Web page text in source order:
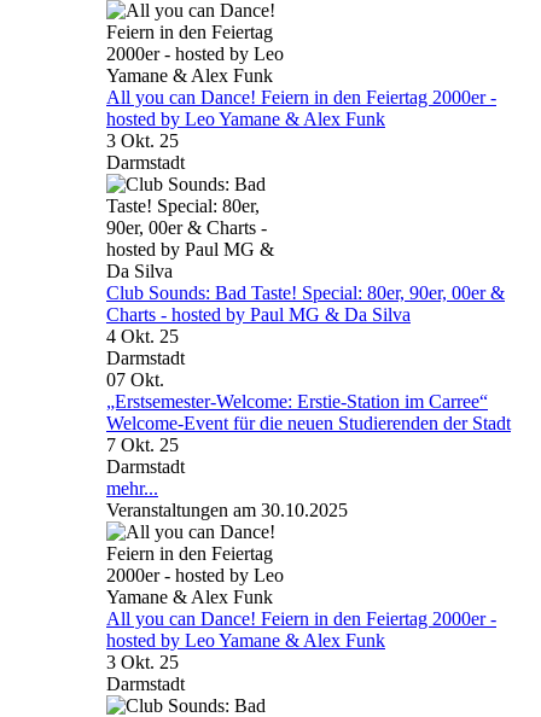
All you can Dance! Feiern in den Feiertag 2000er -
hosted by Leo Yamane & Alex Funk
3 Okt. 25
Darmstadt
Club Sounds: Bad Taste! Special: 80er, 90er, 00er &
Charts - hosted by Paul MG & Da Silva
4 Okt. 25
Darmstadt
07 Okt.
„Erstsemester-Welcome: Erstie-Station im Carree“
Welcome-Event für die neuen Studierenden der Stadt
7 Okt. 25
Darmstadt
mehr...
Veranstaltungen am 30.10.2025
All you can Dance! Feiern in den Feiertag 2000er -
hosted by Leo Yamane & Alex Funk
3 Okt. 25
Darmstadt